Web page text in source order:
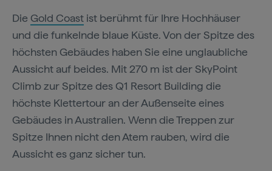
Die Gold Coast ist berühmt für Ihre Hochhäuser
und die funkelnde blaue Küste. Von der Spitze des
höchsten Gebäudes haben Sie eine unglaubliche
Aussicht auf beides. Mit 270 m ist der SkyPoint
Climb zur Spitze des Q1 Resort Building die
höchste Klettertour an der Außenseite eines
Gebäudes in Australien. Wenn die Treppen zur
Spitze Ihnen nicht den Atem rauben, wird die
Aussicht es ganz sicher tun.